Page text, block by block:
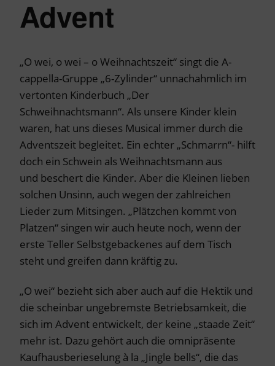
Advent
„O wei, o wei – o Weihnachtszeit“ singt die A-
cappella-Gruppe „6-Zylinder“ unnachahmlich im
vertonten Kinderbuch „Der
Schweihnachtsmann“. Als unsere Kinder klein
waren, hat uns dieses Musical immer durch die
Adventszeit begleitet. Ein echter „Schmarrn“- hilft
doch ein Schwein als Weihnachtsmann aus
und beschert die Kinder. Aber die Kleinen lieben
solchen Unsinn, auch wegen der zahlreichen
Lieder zum Mitsingen. „Plätzchen kommt von
Platzen“ singen wir auch heute noch, wenn der
erste Teller Selbstgebackenes auf dem Tisch
steht und greifen dann kräftig zu.
„O wei“ bezieht sich aber auch auf die Hektik und
die scheinbar ungebremste Betriebsamkeit, die
sich im Advent entwickelt, der keine „staade Zeit“
mehr ist. Dazu gehört auch die omnipräsente
Kaufhausberieselung à la „Jingle bells“, die das